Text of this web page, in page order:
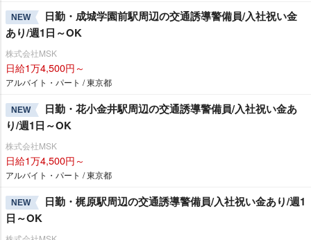
NEW
日勤・成城学園前駅周辺の交通誘導警備員/入社祝い金
あり/週1日～OK
株式会社MSK
日給1万4,500円～
アルバイト・パート / 東京都
NEW
日勤・花小金井駅周辺の交通誘導警備員/入社祝い金あ
り/週1日～OK
株式会社MSK
日給1万4,500円～
アルバイト・パート / 東京都
NEW
日勤・梶原駅周辺の交通誘導警備員/入社祝い金あり/週1
日～OK